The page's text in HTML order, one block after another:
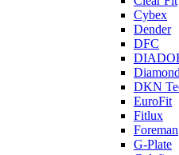
Cybex
Dender
DFC
DKN
EuroFit
Fitlux
Foreman
G-Plate